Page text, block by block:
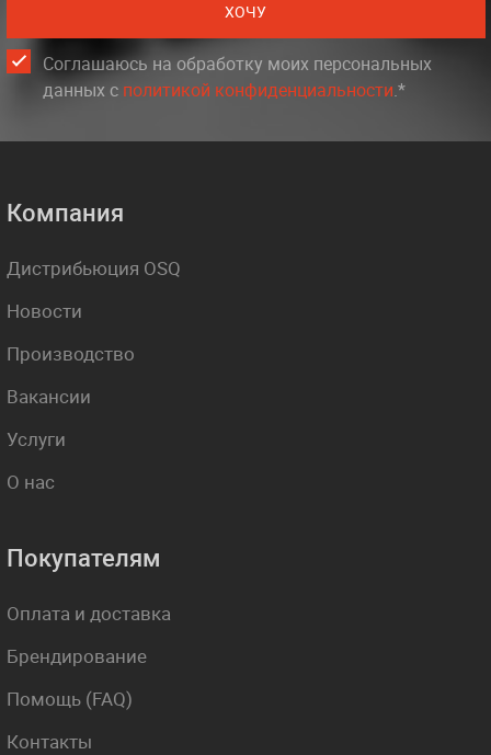
ХОЧУ
Соглашаюсь на обработку моих персональных
данных c политикой конфиденциальности.*
Компания
Дистрибьюция OSQ
Новости
Производство
Вакансии
Услуги
О нас
Покупателям
Оплата и доставка
Брендирование
Помощь (FAQ)
Контакты